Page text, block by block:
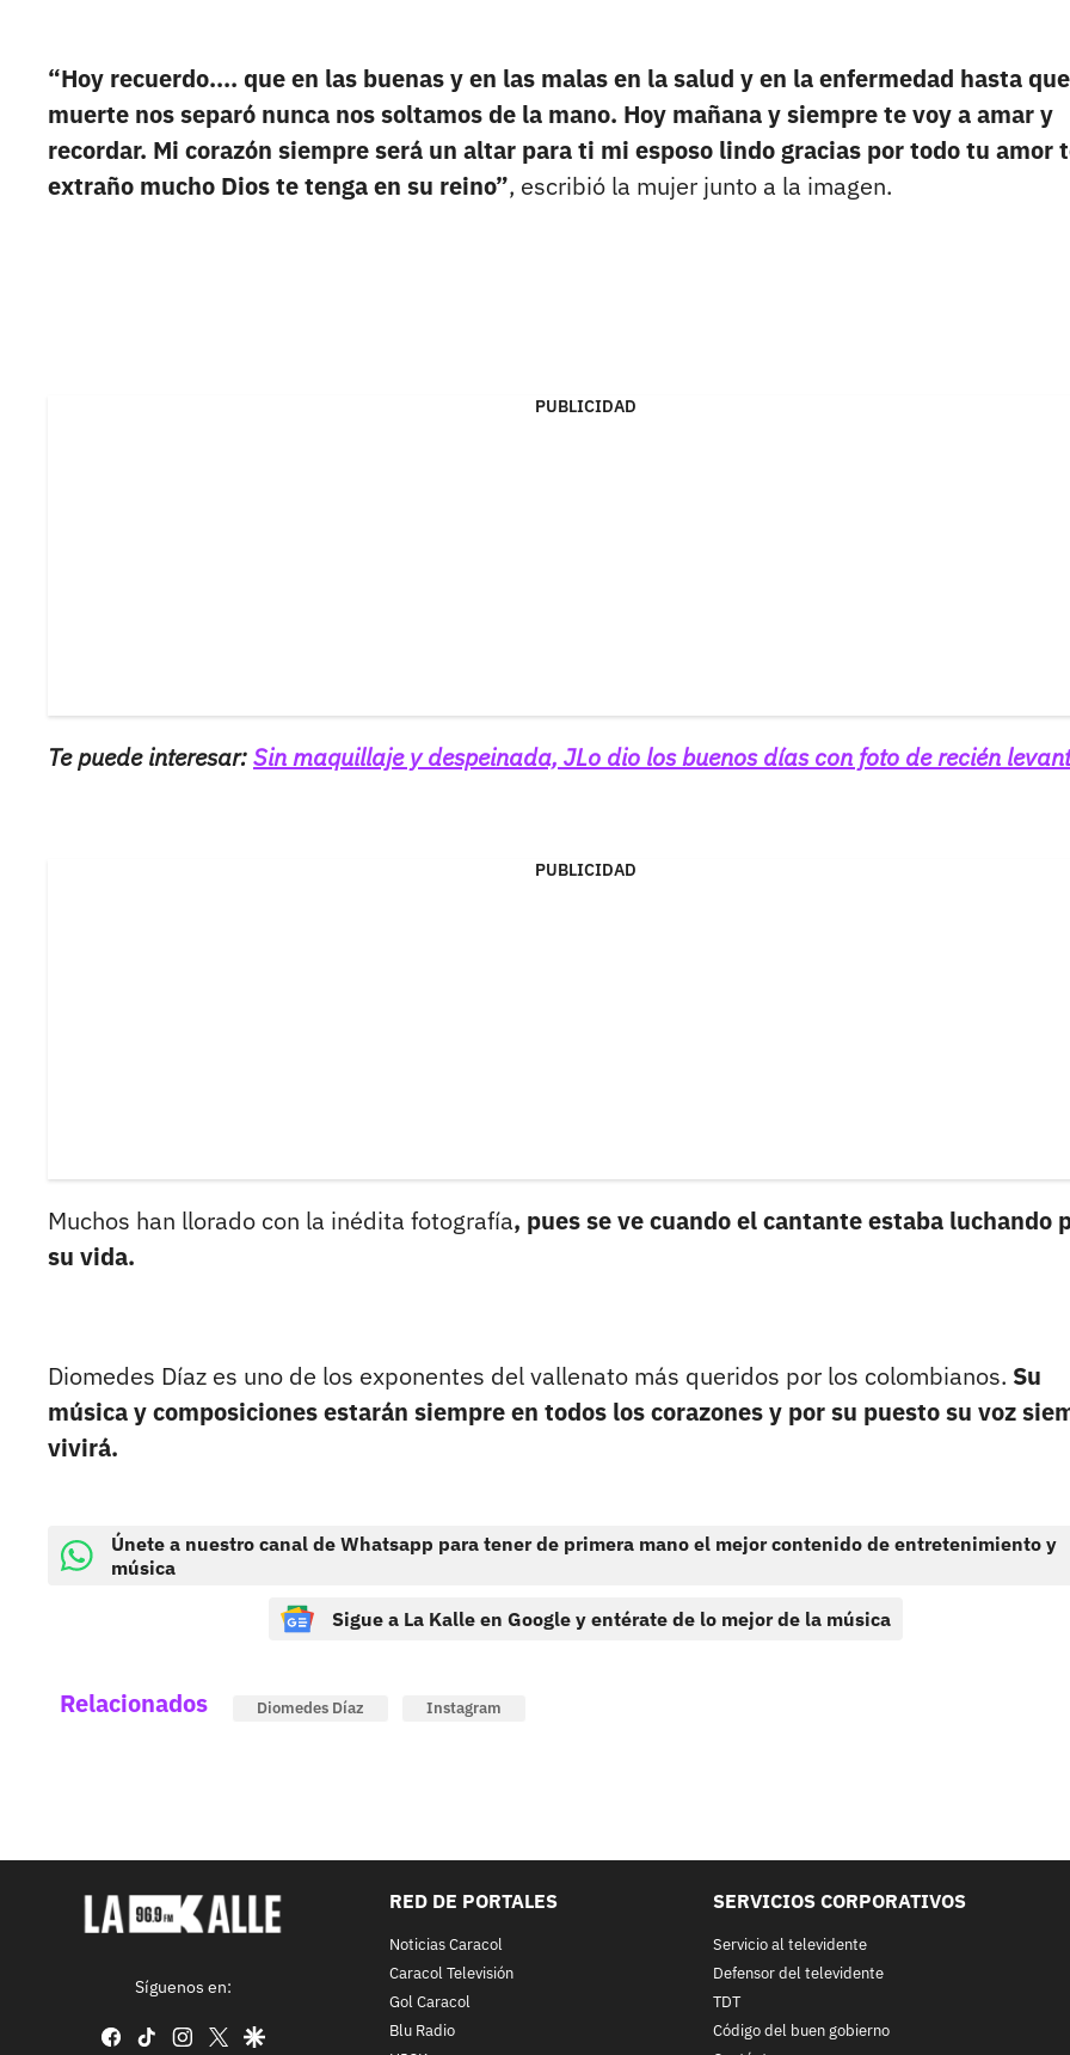
“Hoy recuerdo.... que en las buenas y en las malas en la salud y en la enfermedad hasta
muerte nos separó nunca nos soltamos de la mano. Hoy mañana y siempre te voy a amar y
recordar. Mi corazón siempre será un altar para ti mi esposo lindo gracias por todo tu amor
extraño mucho Dios te tenga en su reino”, escribió la mujer junto a la imagen.
PUBLICIDAD
Te puede interesar:Sin maquillaje y despeinada, JLo dio los buenos días con foto de recién
PUBLICIDAD
Muchos han llorado con la inédita fotografía, pues se ve cuando el cantante estaba luchando
su vida.
Diomedes Díaz es uno de los exponentes del vallenato más queridos por los colombianos. Su
música y composiciones estarán siempre en todos los corazones y por su puesto su voz
vivirá.
Únete a nuestro canal de Whatsapp para tener de primera mano el mejor contenido de entretenimiento y
música
Sigue a La Kalle en Google y entérate de lo mejor de la música
Relacionados Diomedes Díaz Instagram
Síguenos en:
facebook
tiktok instagram
twittergoogle
RED DE PORTALES
Noticias Caracol
Caracol Televisión
Gol Caracol
Blu Radio
SERVICIOS CORPORATIVOS
Servicio al televidente
Defensor del televidente
TDT
Código del buen gobierno